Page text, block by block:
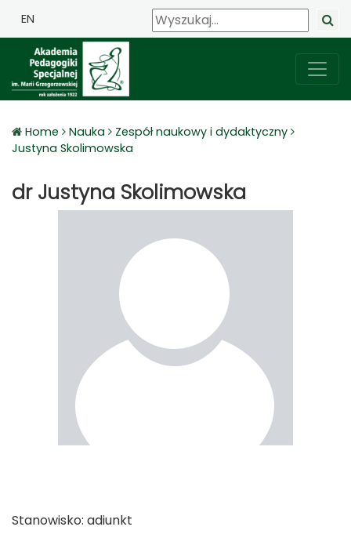
EN
Home Nauka
Zespół naukowy i dydaktyczny
Justyna Skolimowska
dr Justyna Skolimowska
Stanowisko: adiunkt